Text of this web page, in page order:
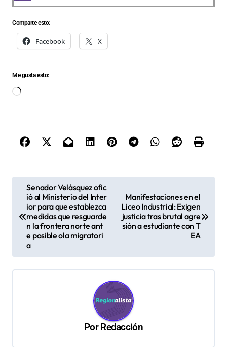
Comparte esto:
Facebook X
Me gusta esto:
Cargando...
a
Senador Velásquez ofic
ió al Ministerio del Inter
ior para que establezca
medidas que resguarde
n la frontera norte ant
e posible ola migratori
a
Manifestaciones en el
Liceo Industrial: Exigen
justicia tras brutal agre
sión a estudiante con T
EA
PorRedacción